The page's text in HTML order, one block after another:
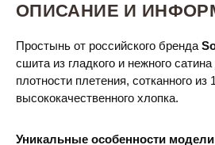
ОПИСАНИЕ И
Простынь от российского бренда
сшита из гладкого и нежного
плотности плетения, сотканного из
высококачественного хлопка.
Уникальные особенности модели